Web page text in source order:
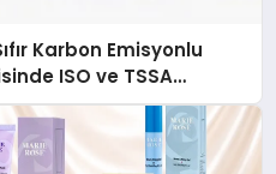
Karbon Emisyonlu
ISO ve TSSA